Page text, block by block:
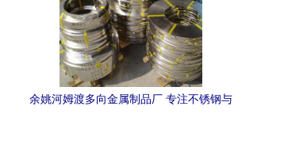
余姚河姆渡多向金属制品厂 专注不锈钢与